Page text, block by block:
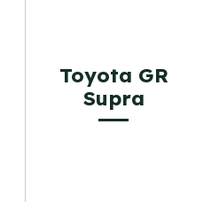
Toyota GR
Supra